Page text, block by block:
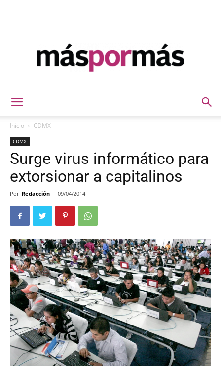
Inicio CDMX
CDMX
Surge virus informático para
extorsionar a capitalinos
Por Redacción - 09/04/2014